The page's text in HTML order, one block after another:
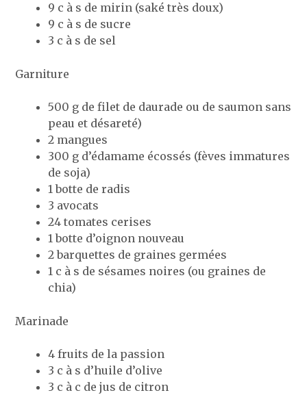
9 c à s de mirin (saké très doux)
9 c à s de sucre
3 c à s de sel
Garniture
500 g de filet de daurade ou de saumon sans
peau et désareté)
2 mangues
300 g d’édamame écossés (fèves immatures
de soja)
1 botte de radis
3 avocats
24 tomates cerises
1 botte d’oignon nouveau
2 barquettes de graines germées
1 c à s de sésames noires (ou graines de
chia)
Marinade
4 fruits de la passion
3 c à s d’huile d’olive
3 c à c de jus de citron